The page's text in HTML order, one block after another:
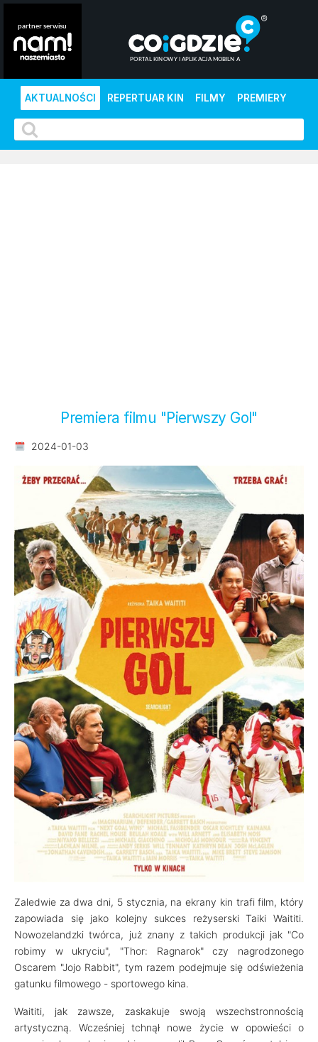
AKTUALNOŚCI REPERTUAR KIN FILMY PREMIERY
Premiera filmu "Pierwszy Gol"
2024-01-03
Zaledwie za dwa dni, 5 stycznia, na ekrany kin trafi film, który
zapowiada się jako kolejny sukces reżyserski Taiki Waititi.
Nowozelandzki twórca, już znany z takich produkcji jak "Co
robimy w ukryciu", "Thor: Ragnarok" czy nagrodzonego
Oscarem "Jojo Rabbit", tym razem podejmuje się odświeżenia
gatunku filmowego - sportowego kina.
Waititi, jak zawsze, zaskakuje swoją wszechstronnością
artystyczną. Wcześniej tchnął nowe życie w opowieści o